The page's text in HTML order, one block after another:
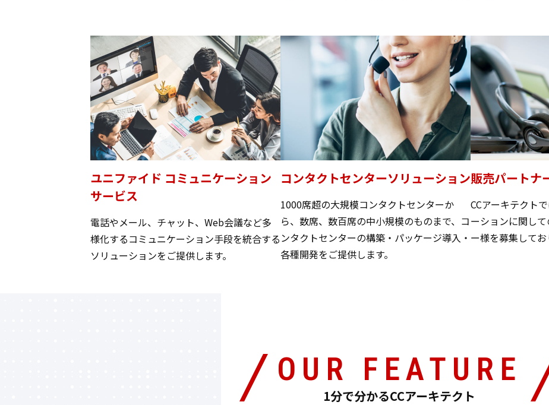
ユニファイド コミュニケーション
サービス
電話やメール、チャット、Web会議など多
様化するコミュニケーション手段を統合する
ソリューションをご提供します。
コンタクトセンターソリューション
1000席超の大規模コンタクトセンターか
ら、数席、数百席の中小規模のものまで、コ
ンタクトセンターの構築・パッケージ導入・
各種開発をご提供します。
販売パートナ
CCアーキテクト
ーションに関し
ー様を募集してお
OUR FEATURE
1分で分かるCCアーキテクト